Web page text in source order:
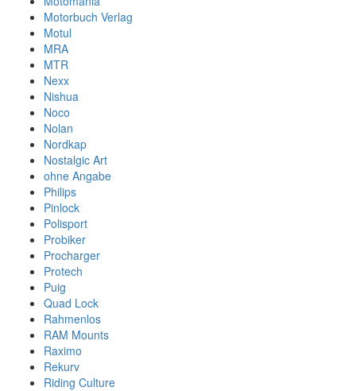
Motorbuch Verlag
Motul
MRA
MTR
Nexx
Nishua
Noco
Nolan
Nordkap
Nostalgic Art
ohne Angabe
Philips
Pinlock
Polisport
Probiker
Procharger
Protech
Puig
Quad Lock
Rahmenlos
RAM Mounts
Raximo
Rekurv
Riding Culture